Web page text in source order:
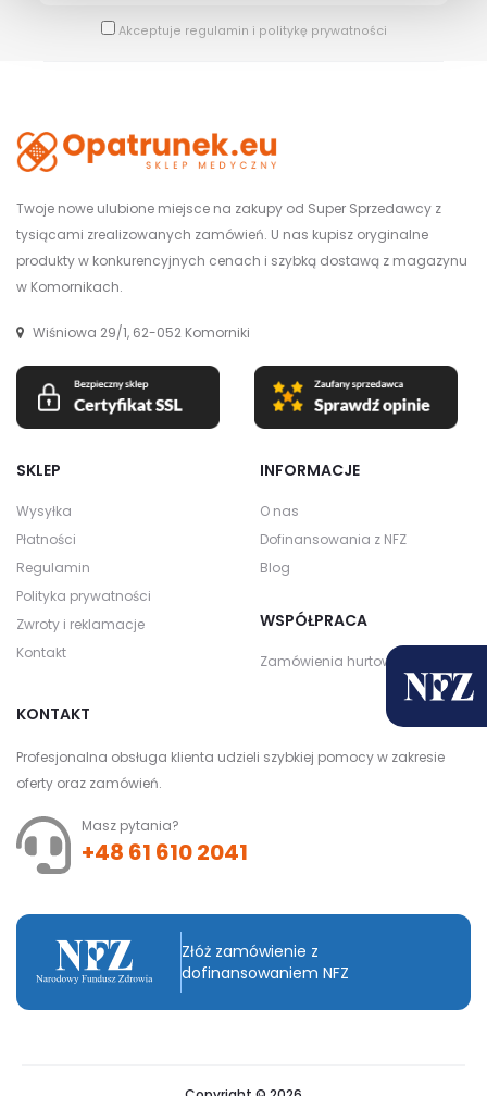
Akceptuje regulamin i politykę prywatności
Twoje nowe ulubione miejsce na zakupy od Super Sprzedawcy z
tysiącami zrealizowanych zamówień. U nas kupisz oryginalne
produkty w konkurencyjnych cenach i szybką dostawą z magazynu
w Komornikach.
Wiśniowa 29/1, 62-052 Komorniki
SKLEP
Wysyłka
Płatności
Regulamin
Polityka prywatności
Zwroty i reklamacje
Kontakt
INFORMACJE
O nas
Dofinansowania z NFZ
Blog
WSPÓŁPRACA
Zamówienia hurtowe
KONTAKT
Profesjonalna obsługa klienta udzieli szybkiej pomocy w zakresie
oferty oraz zamówień.
Masz pytania?
+48 61 610 2041
Złóż zamówienie z
dofinansowaniem NFZ